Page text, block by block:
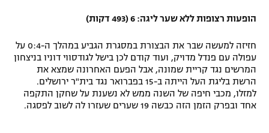
הופעות רצופות ללא שער ליגה: 6 (493 דקות)
חזיזה למעשה שבר את הבצורת במסגרת הגביע במהלך ה-0:4 על
עפולה עם פנדל מדויק, ועוד קודם לכן בישל לגודסווי דוניו בניצחון
המרשים נגד קריית שמונה, אבל הפעם האחרונה שמצא את
הרשת בליגת העל הייתה ב-15 בפברואר נגד בית"ר ירושלים.
למזלו, מכבי חיפה של השנה ממש לא נשענת על שחקן התקפה
אחד ובפרק הזמן הזה כבשה 19 שערים שעזרו לה לשוב לפסגה.